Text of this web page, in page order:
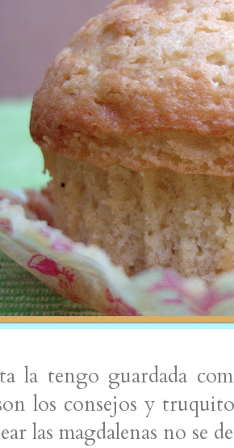
la tengo guardada
los consejos y
las magdalenas no se